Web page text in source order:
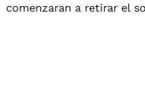
comenzaran a retirar el